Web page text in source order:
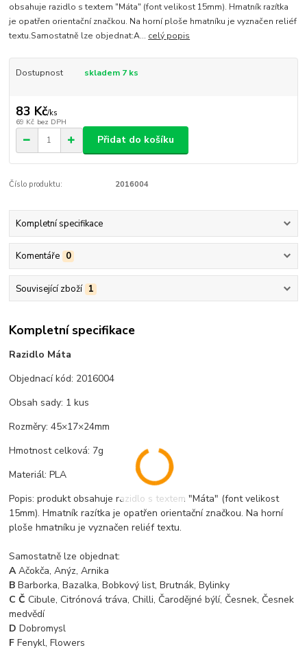
obsahuje razidlo s textem "Máta" (font velikost 15mm). Hmatník razítka
je opatřen orientační značkou. Na horní ploše hmatníku je vyznačen reliéf
textu.Samostatně lze objednat:A... celý popis
Dostupnost skladem 7 ks
83 Kč/ks
69 Kč bez DPH
Přidat do košíku
Číslo produktu: 2016004
Kompletní specifikace
Komentáře 0
Související zboží 1
Kompletní specifikace
Razidlo Máta
Objednací kód: 2016004
Obsah sady: 1 kus
Rozměry: 45×17×24mm
Hmotnost celková: 7g
Materiál: PLA
Popis: produkt obsahuje razidlo s textem "Máta" (font velikost
15mm). Hmatník razítka je opatřen orientační značkou. Na horní
ploše hmatníku je vyznačen reliéf textu.
Samostatně lze objednat:
AAčokča, Anýz, Arnika
BBarborka, Bazalka, Bobkový list, Brutnák, Bylinky
C Č Cibule, Citrónová tráva, Chilli, Čarodějné býlí, Česnek, Česnek
medvědí
DDobromysl
FFenykl, Flowers